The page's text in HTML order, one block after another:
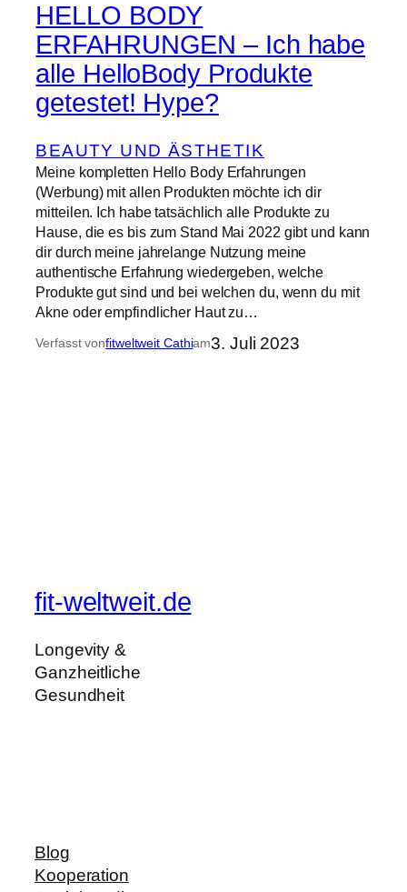
HELLO BODY
ERFAHRUNGEN – Ich habe
alle HelloBody Produkte
getestet! Hype?
BEAUTY UND ÄSTHETIK
Meine kompletten Hello Body Erfahrungen
(Werbung) mit allen Produkten möchte ich dir
mitteilen. Ich habe tatsächlich alle Produkte zu
Hause, die es bis zum Stand Mai 2022 gibt und kann
dir durch meine jahrelange Nutzung meine
authentische Erfahrung wiedergeben, welche
Produkte gut sind und bei welchen du, wenn du mit
Akne oder empfindlicher Haut zu…
Verfasst vonfitweltweit Cathiam3. Juli 2023
fit-weltweit.de
Longevity &
Ganzheitliche
Gesundheit
Blog
Kooperation